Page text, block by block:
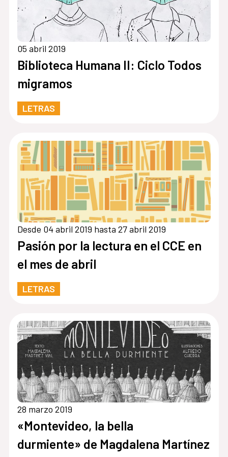
05 abril 2019
Biblioteca Humana II: Ciclo Todos
migramos
LETRAS
Desde 04 abril 2019 hasta 27 abril 2019
Pasión por la lectura en el CCE en
el mes de abril
LETRAS
28 marzo 2019
«Montevideo, la bella
durmiente» de Magdalena Martínez